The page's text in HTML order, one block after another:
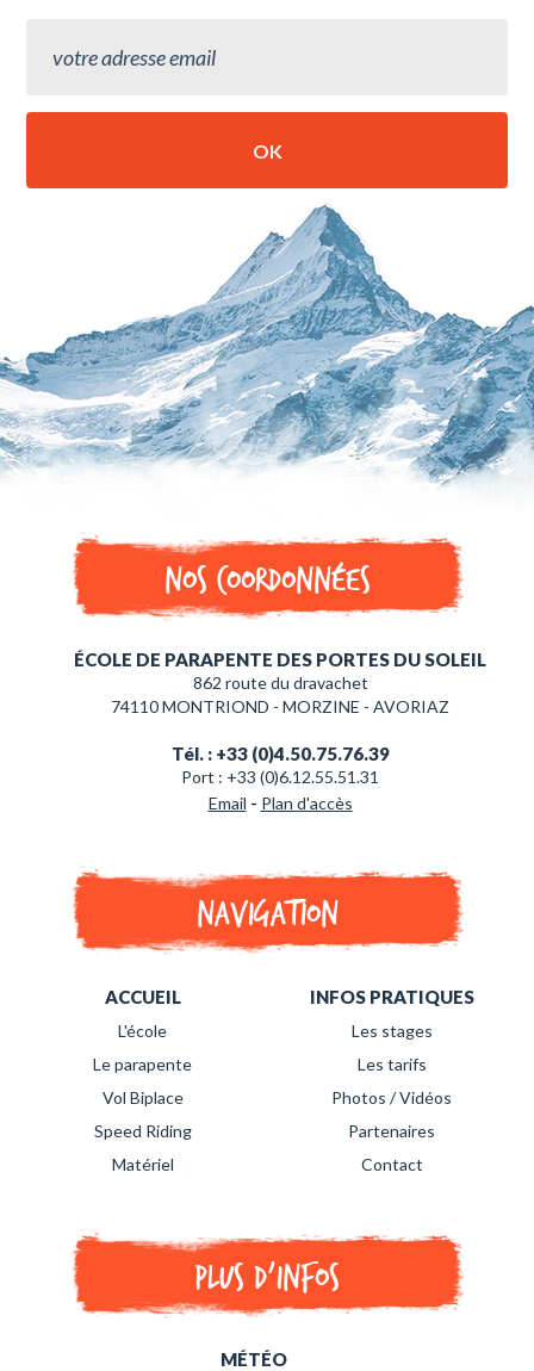
Nos coordonnées
ÉCOLE DE PARAPENTE DES PORTES DU SOLEIL
862 route du dravachet
74110 MONTRIOND - MORZINE - AVORIAZ
Tél. : +33 (0)4.50.75.76.39
Port : +33 (0)6.12.55.51.31
Email - Plan d'accès
Navigation
ACCUEIL
L'école
Le parapente
Vol Biplace
Speed Riding
Matériel
INFOS PRATIQUES
Les stages
Les tarifs
Photos / Vidéos
Partenaires
Contact
Plus d'infos
MÉTÉO